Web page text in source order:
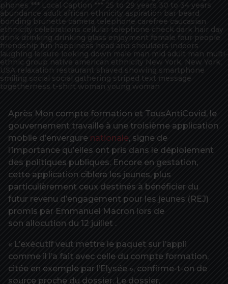
phones *** Local Caption *** 25 to 29 years 30 to 34 years
abundance adult african ethnicity aspiration bar beard
bonding brunette camera telephone carefree caucasian
ethnicity celebrations cellular telephone check dark hair day
drink drinking drinking glass enjoyment female four people
friendship fun happiness head and shoulders indoors
laughing leisure looking down male man mid adult man multi-
ethnic group native american ethnicity New York, New York,
USA relaxation restaurant shaved showing smartphone
smiling social social gathering striped text message
togetherness t-shirt woman young woman
Après Mon compte formation et TousAntiCovid, le
gouvernement travaille à une troisième application
mobile d’envergure nationale, signe de
l’importance qu’elles ont pris dans le déploiement
des politiques publiques. Encore en gestation,
cette application ciblera les jeunes, plus
particulièrement ceux destinés à bénéficier du
futur revenu d’engagement pour les jeunes (REJ)
promis par Emmanuel Macron lors de
son allocution du 12 juillet .
« L’exécutif veut mettre le paquet sur l’appli
comme il l’a fait avec celle du compte formation,
citée en exemple par l’Elysée », confirme-t-on de
source proche du dossier. Le dossier,